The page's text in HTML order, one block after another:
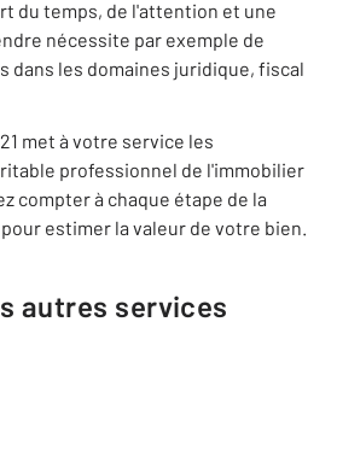
du temps, de l'attention et une
nécessite par exemple de
dans les domaines juridique, fiscal
met à votre service les
professionnel de l'immobilier
compter à chaque étape de la
estimer la valeur de votre bien.
autres services